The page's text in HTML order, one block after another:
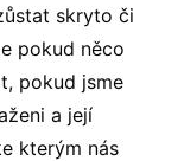
skryto či
pokud něco
pokud jsme
a její
kterým nás